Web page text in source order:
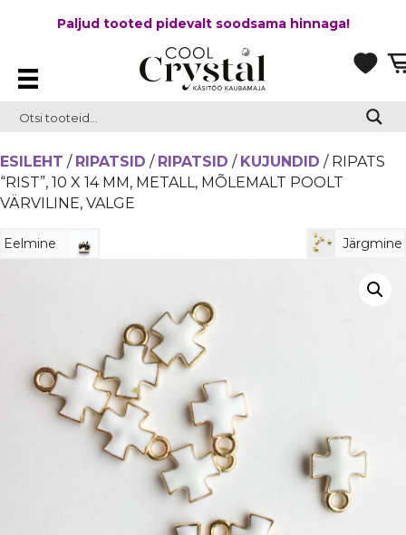
Paljud tooted pidevalt soodsama hinnaga!
ESILEHT / RIPATSID / RIPATSID / KUJUNDID / RIPATS
“RIST”, 10 X 14 MM, METALL, MÕLEMALT POOLT
VÄRVILINE, VALGE
Eelmine Järgmine